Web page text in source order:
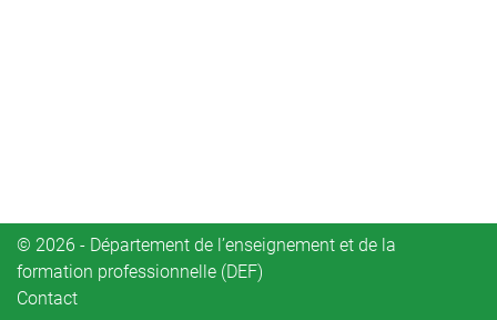
© 2026 - Département de l’enseignement et de la
formation professionnelle (DEF)
Contact